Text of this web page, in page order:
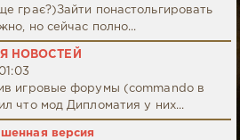
грає?)Зайти понастольгировать
но сейчас полно...
НОВОСТЕЙ
игровые форумы (commando в
что мод Дипломатия у них...
версия